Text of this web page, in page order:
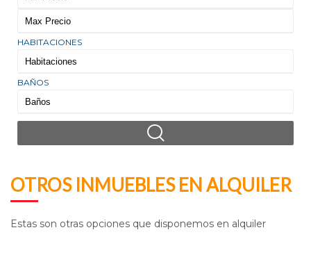
HABITACIONES
BAÑOS
OTROS INMUEBLES EN ALQUILER
Estas son otras opciones que disponemos en alquiler